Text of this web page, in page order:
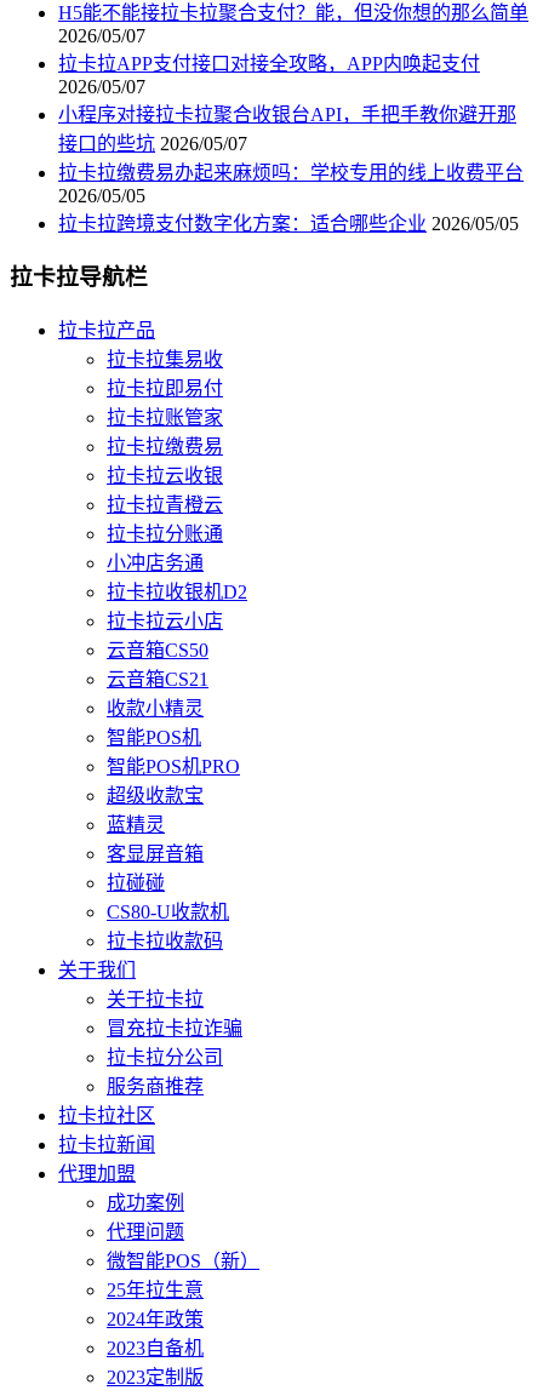
H5能不能接拉卡拉聚合支付？能，但没你想的那么简单
2026/05/07
拉卡拉APP支付接口对接全攻略，APP内唤起支付
2026/05/07
小程序对接拉卡拉聚合收银台API，手把手教你避开那
接口的些坑 2026/05/07
拉卡拉缴费易办起来麻烦吗：学校专用的线上收费平台
2026/05/05
拉卡拉跨境支付数字化方案：适合哪些企业 2026/05/05
拉卡拉导航栏
拉卡拉产品
拉卡拉集易收
拉卡拉即易付
拉卡拉账管家
拉卡拉缴费易
拉卡拉云收银
拉卡拉青橙云
拉卡拉分账通
小冲店务通
拉卡拉收银机D2
拉卡拉云小店
云音箱CS50
云音箱CS21
收款小精灵
智能POS机
智能POS机PRO
超级收款宝
蓝精灵
客显屏音箱
拉碰碰
CS80-U收款机
拉卡拉收款码
关于我们
关于拉卡拉
冒充拉卡拉诈骗
拉卡拉分公司
服务商推荐
拉卡拉社区
拉卡拉新闻
代理加盟
成功案例
代理问题
微智能POS（新）
25年拉生意
2024年政策
2023自备机
2023定制版